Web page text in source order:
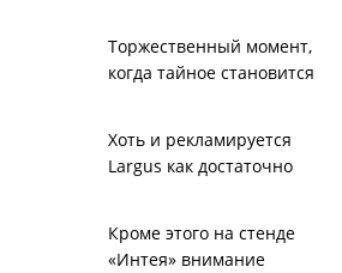
Торжественный момент,
когда тайное становится
Хоть и рекламируется
Largus как достаточно
Кроме этого на стенде
«Интея» внимание